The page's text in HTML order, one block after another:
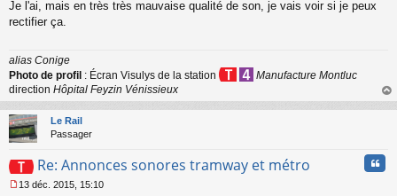
e
s
g
e
n
o
n
l
u
Je l'ai, mais en très très mauvaise qualité de son, je vais voir si je peux
rectifier ça.
alias Conige
Photo de profil : Écran Visulys de la station
Manufacture Montluc
direction Hôpital Feyzin Vénissieux
au
Le Rail
Passager
Re: Annonces sonores tramway et métro
13 déc. 2015, 15:10